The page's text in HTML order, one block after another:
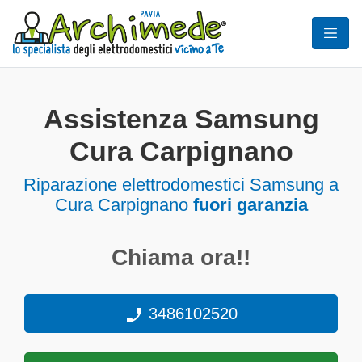
Assistenza Samsung
Cura Carpignano
Riparazione elettrodomestici Samsung a
Cura Carpignano fuori garanzia
Chiama ora!!
3486102520